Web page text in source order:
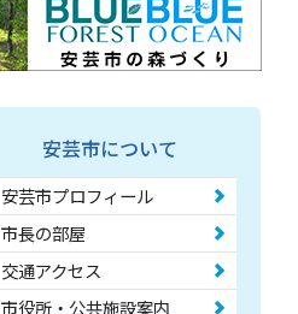
安芸市について
安芸市プロフィール
市長の部屋
交通アクセス
市役所・公共施設案内